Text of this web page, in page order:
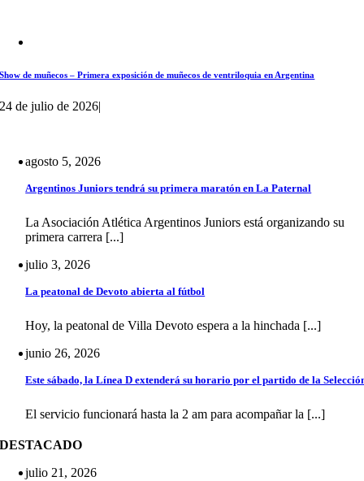
Show de muñecos – Primera exposición de muñecos de ventriloquia en Argentina
24 de julio de 2026
agosto 5, 2026
Argentinos Juniors tendrá su primera maratón en La Paternal
La Asociación Atlética Argentinos Juniors está organizando su
primera carrera [...]
julio 3, 2026
La peatonal de Devoto abierta al fútbol
Hoy, la peatonal de Villa Devoto espera a la hinchada [...]
junio 26, 2026
Este sábado, la Línea D extenderá su horario por el partido de la
El servicio funcionará hasta la 2 am para acompañar la [...]
DESTACADO
julio 21, 2026